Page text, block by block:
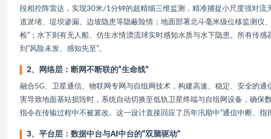
段相控阵雷达，实现30米/1分钟的超精细三维监测，精准捕捉小尺度强对流
道淤堵、堤坝渗漏、边坡隐患等隐蔽险情；地面部署北斗毫米级位移监测仪
检”；水下则有无人船、仿生水情漂流球实时感知水质与水下隐患。所有传
到”风险未发、感知先至”。
2、 网络层：断网不断联的”生命线”
融合5G、卫星通信、物联网专网与自组网技术，构建高速、稳定、安全的
害导致地面基站损毁时，系统自动切换至低轨卫星终端与自组网设备，确保
指令在传输过程中不被篡改。这一设计直接回应了历年汛期中”通信中断、指
3、 平台层：数据中台与AI中台的”双脑驱动”